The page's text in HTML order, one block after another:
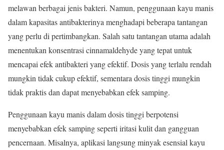
melawan berbagai jenis bakteri. Namun, penggunaan kayu manis
dalam kapasitas antibakterinya menghadapi beberapa tantangan
yang perlu di pertimbangkan. Salah satu tantangan utama adalah
menentukan konsentrasi cinnamaldehyde yang tepat untuk
mencapai efek antibakteri yang efektif. Dosis yang terlalu rendah
mungkin tidak cukup efektif, sementara dosis tinggi mungkin
tidak praktis dan dapat menyebabkan efek samping.
Penggunaan kayu manis dalam dosis tinggi berpotensi
menyebabkan efek samping seperti iritasi kulit dan gangguan
pencernaan. Misalnya, aplikasi langsung minyak esensial kayu